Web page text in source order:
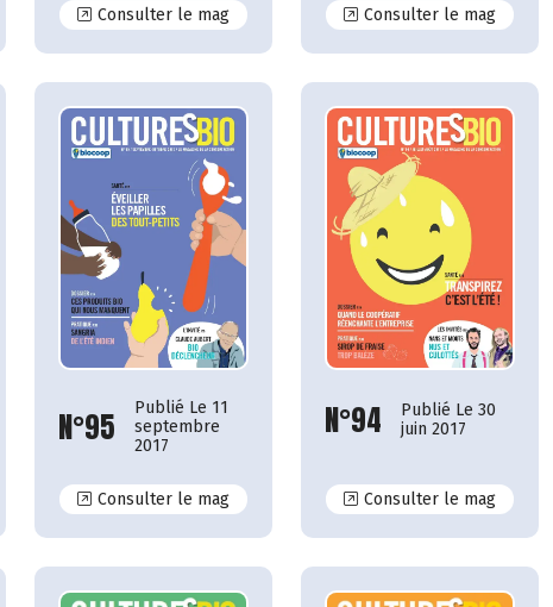
Consulter le magN°102 Consulter le magN°101
N°95
Publié Le 11
septembre
2017
Consulter le magN°95
N°94
Publié Le 30
juin 2017
Consulter le magN°94